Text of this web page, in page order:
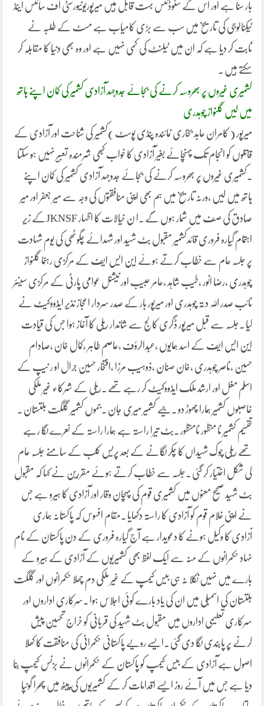
بار سنا ہے اور اس کے سٹوڈنٹس بہت قابل ہیں میرپوریونیورسٹی آف سائنس اینڈ
ٹیکنالوجی کی تاریخ میں سب سے بڑی کامیاب ہے مسٹ کے طلبہ نے
ثابت کر دیا ہے کہ ان میں ٹیلنٹ کی کمی نہیں ہے اور وہ بھی دنیا کا مقابلہ کر
سکتے ہیں ۔
کشمیری غیروں پر بھروسہ کرنے کی بجائے جدوجہد آزادی کشمیر کی کمان اپنے ہاتھ
میں لیں گلنواز چوہدری
میرپور ( کامران عابد بخاری نمائندہ پنڈی پوسٹ )کشمیر کی شناحت اور آزادی کے
قاتلوں کو انجام تک پہنچائے بغیر آزادی کا خواب کبھی شرمندہ تعبیر نہیں ہو سکتا
۔کشمیری غیروں پر بھروسہ کرنے کی بجائے جدوجہد آزادی کشمیر کی کمان اپنے
ہاتھ میں لیں ،ورنہ تاریخ میں ہم بھی اپنی منافقتوں کی وجہ سے میر جعفر اور میر
صادق کی صف میں شمار ہوں گے ۔ا ن خیالات کا اظہار JKNSFکے زیر
اہتمام گیارہ فروری قائدکشمیر مقبول بٹ شہید اور شہدائے چگوٹھی کی یوم شہادت
پر جلسہ عام سے خطاب کرتے ہوئے این ایس ایف کے مرکزی رہنما گلنواز
چوہدری ،رضا انور ،طیب شاہد ،عامر حبیب اور نیشنل عوامی پارٹی کے مرکزی سینئر
نائب صدر اللہ دتہ چوہدری اور میرپور بار کے صدر سردار اعجاز نذیر ایڈووکیٹ نے
کیا ۔جلسہ سے قبل میرپور ڈگری کالج سے شاندار ریلی کا آغاز ہوا جس کی قیادت
این ایس ایف کے اسد ہمایوں ،عبدالرؤف ،عاصم طاہر ،کمال خان ،صادام
حسین ،ناصر چوہدری ،خان صنان ،ذوہیب مرزا ،افتخار حسین جرال او ر نیپ کے
اسلم مغل اور ارشد ملک ایڈووکیٹ کر رہے تھے ۔ریلی کے شرکاء غیر ملکی
غاصبوں کشمیر ہمارا چھوڑ دو ۔جیے کشمیر میری جان ۔جموں کشمیر گلگت بلتستان ۔
تقسیم کشمیر نا منظور نامنظور ۔بٹ تیرا راستہ ہے ہمارا راستہ کے نعرے لگا رہے
تھے ریلی چوک شہیداں کا چکر لگانے کے بعد پریس کلب کے سامنے جلسہ عام
کی شکل اختیار کر گئی ۔جلسہ سے خطاب کرتے ہوئے مقررین نے کہا کہ مقبول
بٹ شہید صحیح معنوں میں کشمیری قوم کی پہچان وقار اور آزادی کا ہیرو ہے جس
نے اپنی غلام قوم کو آزادی کا راستہ دکھایا ۔مقام افسوس کہ پاکستانہ ہماری
آزادی کا وکیل ہونے کا دعویدار ہے آج گیارہ فروری کے دن پاکستان کے نام
نہاد حکمرانوں کے منہ سے ایک لفظ بھی کشمیریوں کے آزادی کے ہیرو کے
بارے میں نہیں نکلا نہ ہی بیس کیمپ کے غیر ملکی دم چھلا حکمرانوں اور گلگت
بلتستان کی اسمبلی میں ان کی یاد بارے کوئی اجلاس ہوا ۔سرکاری اداروں اور
سرکاری تعلیمی اداروں میں مقبول بٹ شہید کی قربانی کو خراج تحسین پیش
کرنے پر پابندی لگا دی گئی ۔ایسے رویے پاکستانی حکمرانی کی منافقت کا کھلا
اصول ہے آزادی کے بیس کیمپ کو پاکستان کے حکمرانوں نے بزنس کیمپ بنا
دیا ہے جس میں آئے روز ایسے اقدامات کر کے کشمیریوں کی پیٹھ میں چھرا گونپا